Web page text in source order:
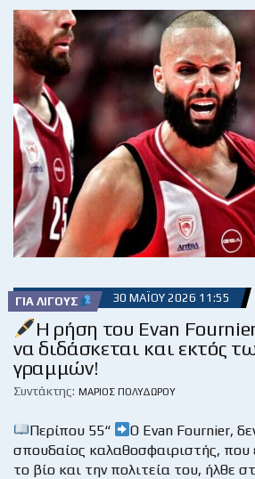
ΓΙΑ ΛΊΓΟΥΣ 30 ΜΑΪ́ΟΥ 2026 11:55
Η ρήση του Evan
να διδάσκεται και εκτός
γραμμών!
Συντάκτης: ΜΆΡΙΟΣ ΠΟΛΥΔΏΡΟΥ
Περίπου 55“
Ο Evan Fournier,
σπουδαίος καλαθοσφαιριστής, που
το βίο και την πολιτεία του, ήλθε